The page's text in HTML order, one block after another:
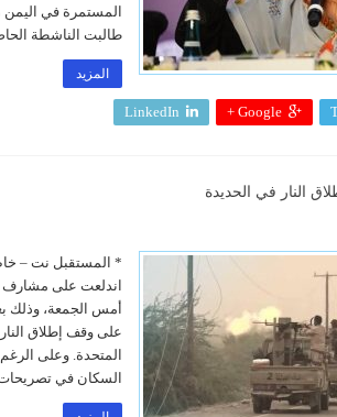
المستمرة في اليمن
طالبت الناشطة
المزيد
Google +
LinkedIn
النار في الحديدة
* المستقبل نت –
اندلعت على مشارف
أمس الجمعة، وذلك
على وقف إطلاق
المتحدة. وعلى
السكان في تصريحات